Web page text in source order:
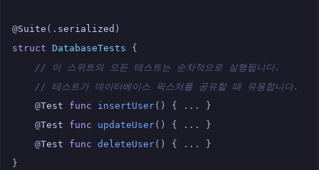
@Suite (. serialized )
struct DatabaseTests
{
// 이 스위트의 모든 테스트는 순차적으로 실행됩니다.
// 테스트가 데이터베이스 픽스처를 공유할 때 유용합니다.
@Test func insertUser() { ...
}
@Test func updateUser() { ...
}
@Test func deleteUser() { ...
}
}